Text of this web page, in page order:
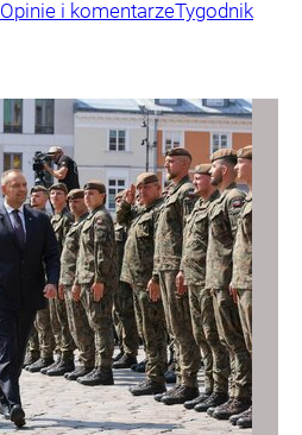
Opinie i komentarzeTygodnik